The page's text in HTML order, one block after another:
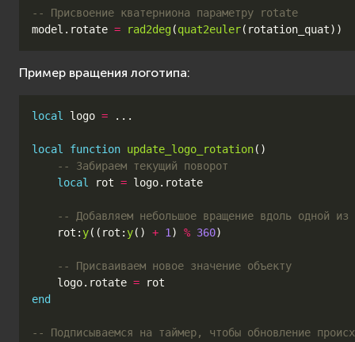
-- Присвоение кватерниона параметру rotate
model . rotate = rad2deg(quat2euler( rotation_quat))
Пример вращения логотипа:
local logo = ...
local function update_logo_rotation()
-- Забираем текущий поворот
local
rot = logo. rotate
-- Добавляем небольшое вращение вдоль одной из
rot : y(( rot : y() + 1) % 360)
-- Присваиваем новое значение объекту
logo. rotate =
rot
end
-- Подписываемся на таймер, чтобы обновление